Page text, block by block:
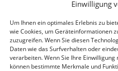
Einwilligung
Um Ihnen ein optimales Erlebnis zu
wie Cookies, um Geräteinformationen
zuzugreifen. Wenn Sie diesen
Daten wie das Surfverhalten oder
verarbeiten. Wenn Sie Ihre
können bestimmte Merkmale und
Versand
Zahlung
Baumann